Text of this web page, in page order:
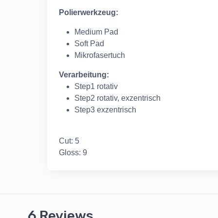
Polierwerkzeug:
Medium Pad
Soft Pad
Mikrofasertuch
Verarbeitung:
Step1 rotativ
Step2 rotativ, exzentrisch
Step3 exzentrisch
Cut: 5
Gloss: 9